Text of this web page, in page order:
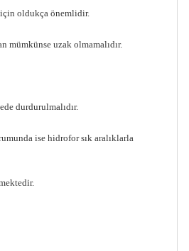
için oldukça önemlidir.
uzak olmamalıdır.
durdurulmalıdır.
ise hidrofor sık aralıklarla